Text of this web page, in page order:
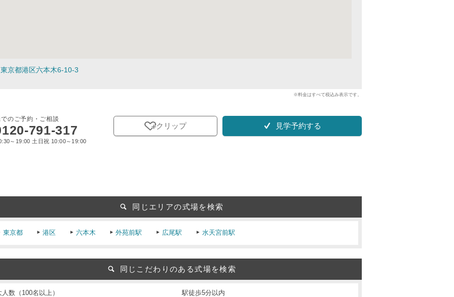
東京都港区六本木6-10-3
※料金はすべて税込み表示です。
のご予約・ご相談
791-317
～19:00 土日祝 10:00～19:00
クリップ 見学予約する
同じエリアの式場を検索
東京都 港区 六本木 外苑前駅 広尾駅 水天宮前駅
同じこだわりのある式場を検索
人数（100名以上）
駅徒歩5分以内